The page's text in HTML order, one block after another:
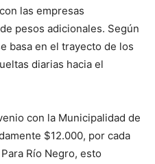
las empresas
pesos adicionales. Según
basa en el trayecto de los
diarias hacia el
con la Municipalidad de
$12.000, por cada
Río Negro, esto